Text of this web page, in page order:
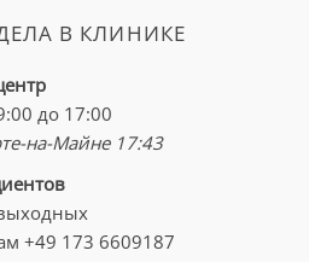
В КЛИНИКЕ
до 17:00
на-Майне 17:43
+49 173 6609187